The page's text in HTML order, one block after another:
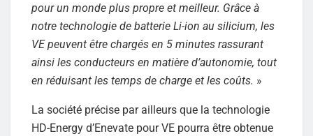
pour un monde plus propre et meilleur. Grâce à
notre technologie de batterie Li-ion au silicium, les
VE peuvent être chargés en 5 minutes rassurant
ainsi les conducteurs en matière d’autonomie, tout
en réduisant les temps de charge et les coûts. »
La société précise par ailleurs que la technologie
HD-Energy d’Enevate pour VE pourra être obtenue